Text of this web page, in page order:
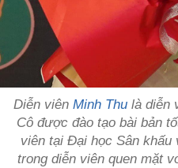
Diễn viên Minh Thu là diễn
Cô được đào tạo bài bản
viên tại Đại học Sân khấu
trong diễn viên quen mặt